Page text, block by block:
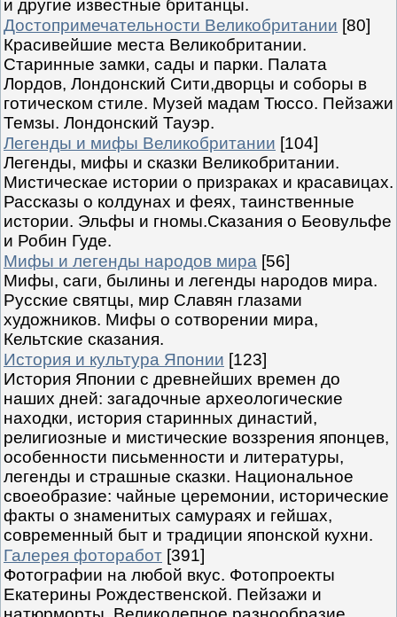
и другие известные британцы.
Достопримечательности Великобритании [80]
Красивейшие места Великобритании.
Старинные замки, сады и парки. Палата
Лордов, Лондонский Сити,дворцы и соборы в
готическом стиле. Музей мадам Тюссо. Пейзажи
Темзы. Лондонский Тауэр.
Легенды и мифы Великобритании [104]
Легенды, мифы и сказки Великобритании.
Мистическае истории о призраках и красавицах.
Рассказы о колдунах и феях, таинственные
истории. Эльфы и гномы.Сказания о Беовульфе
и Робин Гуде.
Мифы и легенды народов мира [56]
Мифы, саги, былины и легенды народов мира.
Русские святцы, мир Славян глазами
художников. Мифы о сотворении мира,
Кельтские сказания.
История и культура Японии [123]
История Японии с древнейших времен до
наших дней: загадочные археологические
находки, история старинных династий,
религиозные и мистические воззрения японцев,
особенности письменности и литературы,
легенды и страшные сказки. Национальное
своеобразие: чайные церемонии, исторические
факты о знаменитых самураях и гейшах,
современный быт и традиции японской кухни.
Галерея фоторабот [391]
Фотографии на любой вкус. Фотопроекты
Екатерины Рождественской. Пейзажи и